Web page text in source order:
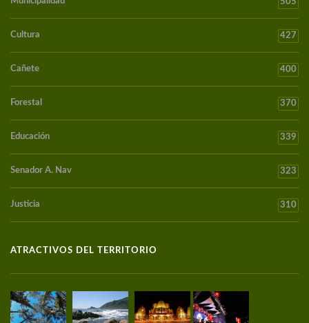
Cultura 427
Cañete 400
Forestal 370
Educación 339
Senador A. Nav 323
Justicia 310
ATRACTIVOS DEL TERRITORIO